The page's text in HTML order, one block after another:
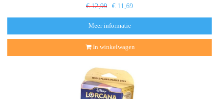
€ 12,99 € 11,69
Meer informatie
In winkelwagen